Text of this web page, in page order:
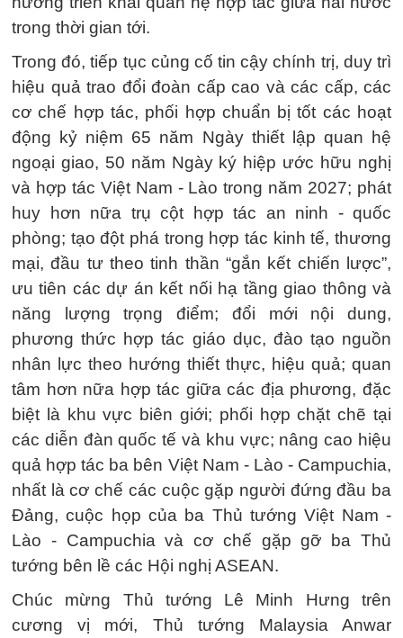
trong thời gian tới.
Trong đó, tiếp tục củng cố tin cậy chính trị, duy trì
hiệu quả trao đổi đoàn cấp cao và các cấp, các
cơ chế hợp tác, phối hợp chuẩn bị tốt các hoạt
động kỷ niệm 65 năm Ngày thiết lập quan hệ
ngoại giao, 50 năm Ngày ký hiệp ước hữu nghị
và hợp tác Việt Nam - Lào trong năm 2027; phát
huy hơn nữa trụ cột hợp tác an ninh - quốc
phòng; tạo đột phá trong hợp tác kinh tế, thương
mại, đầu tư theo tinh thần “gắn kết chiến lược”,
ưu tiên các dự án kết nối hạ tầng giao thông và
năng lượng trọng điểm; đổi mới nội dung,
phương thức hợp tác giáo dục, đào tạo nguồn
nhân lực theo hướng thiết thực, hiệu quả; quan
tâm hơn nữa hợp tác giữa các địa phương, đặc
biệt là khu vực biên giới; phối hợp chặt chẽ tại
các diễn đàn quốc tế và khu vực; nâng cao hiệu
quả hợp tác ba bên Việt Nam - Lào - Campuchia,
nhất là cơ chế các cuộc gặp người đứng đầu ba
Đảng, cuộc họp của ba Thủ tướng Việt Nam -
Lào - Campuchia và cơ chế gặp gỡ ba Thủ
tướng bên lề các Hội nghị ASEAN.
Chúc mừng Thủ tướng Lê Minh Hưng trên
cương vị mới, Thủ tướng Malaysia Anwar